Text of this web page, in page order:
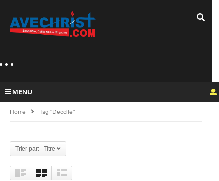
MENU
Home Tag "decolle"
Trier par: Titre